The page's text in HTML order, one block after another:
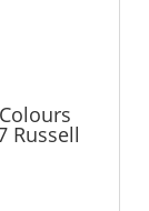
Russell